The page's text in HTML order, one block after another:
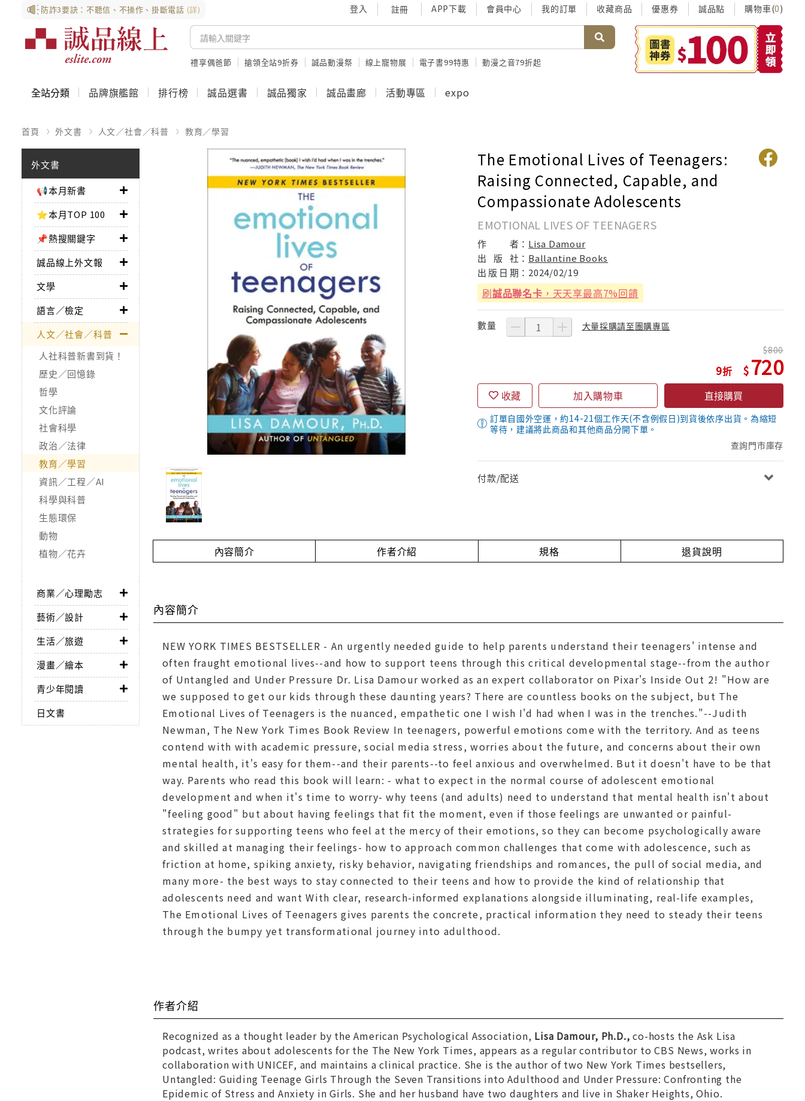
防詐3要訣：不聽信、不操作、掛斷電話 (詳) 登入 註冊 APP下載 會員中心 我的訂單 收藏商品 優惠券 誠品點 購物車(0)
禮享偶爸節 搶領全站9折券 誠品動漫祭 線上寵物展 電子書99特惠 動漫之音79折起
全站分類 品牌旗艦館 排行榜 誠品選書 誠品獨家 誠品畫廊 活動專區 expo
首頁 外文書 人文／社會／科普 教育／學習
外文書
📢本月新書
⭐本月TOP 100
📌熱搜關鍵字
誠品線上外文報
文學
語言／檢定
人文／社會／科普
人社科普新書到貨！
歷史／回憶錄
哲學
文化評論
社會科學
政治／法律
教育／學習
資訊／工程／AI
科學與科普
生態環保
動物
植物／花卉
商業／心理勵志
藝術／設計
生活／旅遊
漫畫／繪本
青少年閱讀
日文書
The Emotional Lives of Teenagers:
Raising Connected, Capable, and
Compassionate Adolescents
EMOTIONAL LIVES OF TEENAGERS
作 者： Lisa Damour
出
版 社： Ballantine Books
出 版 日 期： 2024/02/19
刷誠品聯名卡 ，天天享最高7%回饋
數量 大量採購請至團購專區
9
800
720
收藏 加入購物車 直接購買
訂單自國外空運，約14-21個工作天(不含例假日)到貨後依序出貨。為縮短
等待，建議將此商品和其他商品分開下單。
查詢門市庫存
付款/配送
內容簡介 作者介紹 規格 退貨說明
內容簡介
NEW YORK TIMES BESTSELLER - An urgently needed guide to help parents understand their teenagers' intense and
often fraught emotional lives--and how to support teens through this critical developmental stage--from the author
of Untangled and Under Pressure Dr. Lisa Damour worked as an expert collaborator on Pixar's Inside Out 2! "How are
we supposed to get our kids through these daunting years? There are countless books on the subject, but The
Emotional Lives of Teenagers is the nuanced, empathetic one I wish I'd had when I was in the trenches."--Judith
Newman, The New York Times Book Review In teenagers, powerful emotions come with the territory. And as teens
contend with with academic pressure, social media stress, worries about the future, and concerns about their own
mental health, it's easy for them--and their parents--to feel anxious and overwhelmed. But it doesn't have to be that
way. Parents who read this book will learn: - what to expect in the normal course of adolescent emotional
development and when it's time to worry- why teens (and adults) need to understand that mental health isn't about
"feeling good" but about having feelings that fit the moment, even if those feelings are unwanted or painful-
strategies for supporting teens who feel at the mercy of their emotions, so they can become psychologically aware
and skilled at managing their feelings- how to approach common challenges that come with adolescence, such as
friction at home, spiking anxiety, risky behavior, navigating friendships and romances, the pull of social media, and
many more- the best ways to stay connected to their teens and how to provide the kind of relationship that
adolescents need and want With clear, research-informed explanations alongside illuminating, real-life examples,
The Emotional Lives of Teenagers gives parents the concrete, practical information they need to steady their teens
through the bumpy yet transformational journey into adulthood.
作者介紹
Recognized as a thought leader by the American Psychological Association, Lisa Damour, Ph.D.,co-hosts the Ask Lisa
podcast, writes about adolescents for the The New York Times, appears as a regular contributor to CBS News, works in
collaboration with UNICEF, and maintains a clinical practice. She is the author of two New York Times bestsellers,
Untangled: Guiding Teenage Girls Through the Seven Transitions into Adulthood and Under Pressure: Confronting the
Epidemic of Stress and Anxiety in Girls. She and her husband have two daughters and live in Shaker Heights, Ohio.